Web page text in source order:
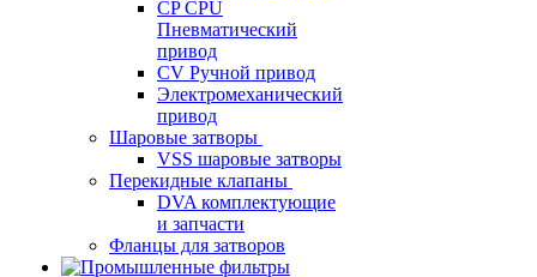
CP CPU
Пневматический
привод
CV Ручной привод
Электромеханический
привод
Шаровые затворы
VSS шаровые затворы
Перекидные клапаны
DVA комплектующие
и запчасти
Фланцы для затворов